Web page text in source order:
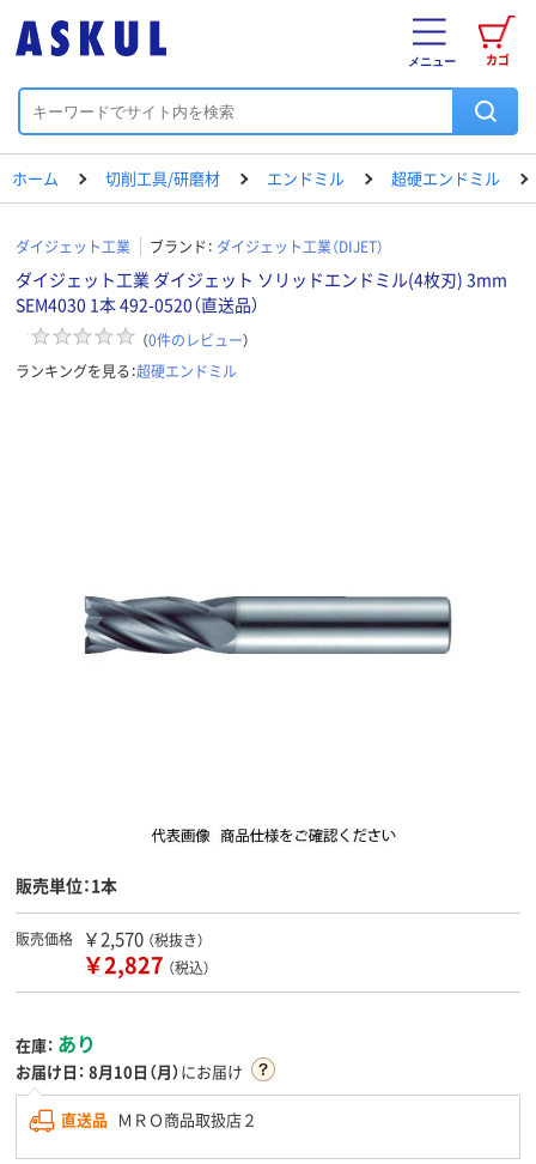
カゴ
メニュー
ホーム 切削工具/研磨材 エンドミル 超硬エンドミル
ダイジェット工業 ブランド： ダイジェット工業（DIJET）
ダイジェット工業 ダイジェット ソリッドエンドミル(4枚刃) 3mm
SEM4030 1本 492-0520（直送品）
（0件のレビュー）
ランキングを見る：超硬エンドミル
販売単位：1本
販売価格 ￥2,570 （税抜き）
￥2,827 （税込）
在庫： あり
お届け日： 8月10日（月）にお届け
直送品 ＭＲＯ商品取扱店２